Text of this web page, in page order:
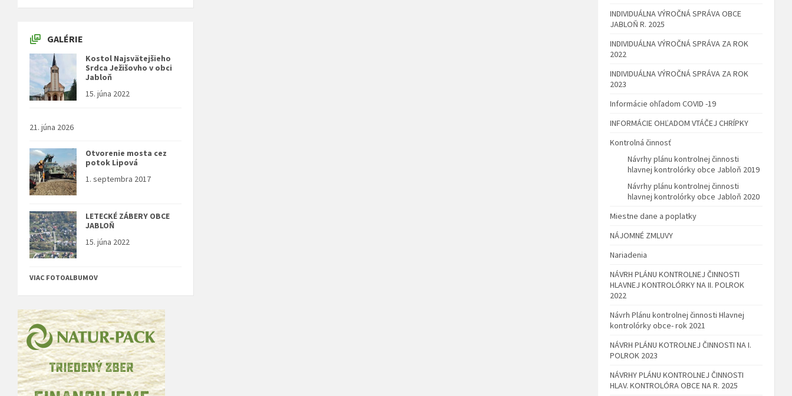
GALÉRIE
Kostol Najsvätejšieho
Srdca Ježišovho v obci
Jabloň
15. júna 2022
21. júna 2026
Otvorenie mosta cez
potok Lipová
1. septembra 2017
LETECKÉ ZÁBERY OBCE
JABLOŇ
15. júna 2022
VIAC FOTOALBUMOV
INDIVIDUÁLNA VÝROČNÁ SPRÁVA OBCE
JABLOŇ R. 2025
INDIVIDUÁLNA VÝROČNÁ SPRÁVA ZA ROK
2022
INDIVIDUÁLNA VÝROČNÁ SPRÁVA ZA ROK
2023
Informácie ohľadom COVID -19
INFORMÁCIE OHĽADOM VTÁČEJ CHRÍPKY
Kontrolná činnosť
Návrhy plánu kontrolnej činnosti
hlavnej kontrolórky obce Jabloň 2019
Návrhy plánu kontrolnej činnosti
hlavnej kontrolórky obce Jabloň 2020
Miestne dane a poplatky
NÁJOMNÉ ZMLUVY
Nariadenia
NÁVRH PLÁNU KONTROLNEJ ČINNOSTI
HLAVNEJ KONTROLÓRKY NA II. POLROK
2022
Návrh Plánu kontrolnej činnosti Hlavnej
kontrolórky obce- rok 2021
NÁVRH PLÁNU KOTROLNEJ ČINNOSTI NA I.
POLROK 2023
NÁVRHY PLÁNU KONTROLNEJ ČINNOSTI
HLAV. KONTROLÓRA OBCE NA R. 2025